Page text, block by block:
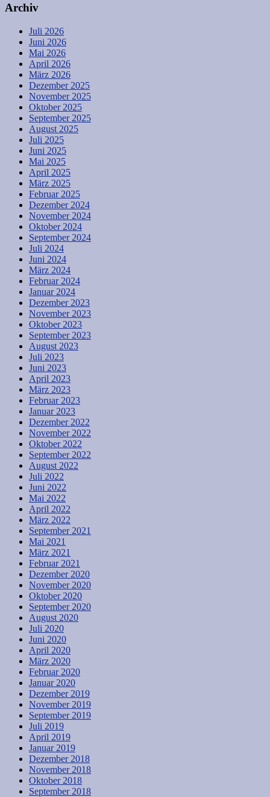
Archiv
Juli 2026
Juni 2026
Mai 2026
April 2026
März 2026
Dezember 2025
November 2025
Oktober 2025
September 2025
August 2025
Juli 2025
Juni 2025
Mai 2025
April 2025
März 2025
Februar 2025
Dezember 2024
November 2024
Oktober 2024
September 2024
Juli 2024
Juni 2024
März 2024
Februar 2024
Januar 2024
Dezember 2023
November 2023
Oktober 2023
September 2023
August 2023
Juli 2023
Juni 2023
April 2023
März 2023
Februar 2023
Januar 2023
Dezember 2022
November 2022
Oktober 2022
September 2022
August 2022
Juli 2022
Juni 2022
Mai 2022
April 2022
März 2022
September 2021
Mai 2021
März 2021
Februar 2021
Dezember 2020
November 2020
Oktober 2020
September 2020
August 2020
Juli 2020
Juni 2020
April 2020
März 2020
Februar 2020
Januar 2020
Dezember 2019
November 2019
September 2019
Juli 2019
April 2019
Januar 2019
Dezember 2018
November 2018
Oktober 2018
September 2018